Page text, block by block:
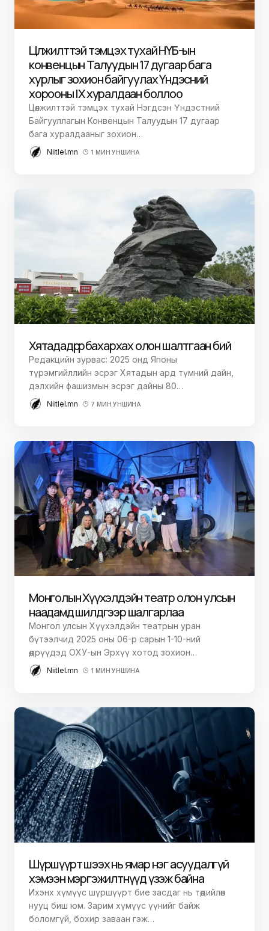
Цөлжилттэй тэмцэх тухай НҮБ-ын
конвенцын Талуудын 17 дугаар бага
хурлыг зохион байгуулах Үндэсний
хорооны IX хуралдаан боллоо
Цөлжилттэй тэмцэх тухай Нэгдсэн Үндэстний
Байгууллагын Конвенцын Талуудын 17 дугаар
бага хуралдааныг зохион…
Niitlel.mn 1 МИН УНШИНА
Хятадад өөрөөрөө бахархах олон шалтгаан бий
Редакцийн зурвас: 2025 онд Японы
түрэмгийллийн эсрэг Хятадын ард түмний дайн,
дэлхийн фашизмын эсрэг дайны 80…
Niitlel.mn 7 МИН УНШИНА
Монголын Хүүхэлдэйн театр олон улсын
наадамд шилдгээр шалгарлаа
Монгол улсын Хүүхэлдэйн театрын уран
бүтээлчид 2025 оны 06-р сарын 1-10-ний
өдрүүдэд ОХУ-ын Эрхүү хотод зохион…
Niitlel.mn 1 МИН УНШИНА
Шүршүүрт шээх нь ямар нэг асуудалгүй
хэмээн мэргэжилтнүүд үзэж байна
Ихэнх хүмүүс шүршүүрт бие засдаг нь төдийлөн
нууц биш юм. Зарим хүмүүс үүнийг байж
боломгүй, бохир заваан гэж…